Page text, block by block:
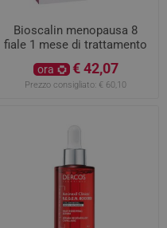
Bioscalin menopausa 8
fiale 1 mese di trattamento
ora € 42,07
Prezzo consigliato: € 60,10